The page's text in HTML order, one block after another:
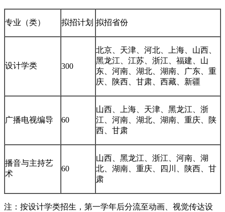
专业（类） 拟招计划 拟招省份
设计学类 300
北京、天津、河北、上海、山西、
黑龙江、江苏、浙江、福建、山
东、河南、湖北、湖南、广东、重
庆、陕西、甘肃、西藏、新疆
广播电视编导 60
山西、上海、天津、黑龙江、浙
江、河南、湖北、湖南、重庆、陕
西、甘肃
播音与主持艺
术
60
山西、黑龙江、浙江、河南、湖
北、湖南、重庆、四川、陕西、甘
肃
注：按设计学类招生，第一学年后分流至动画、视觉传达设